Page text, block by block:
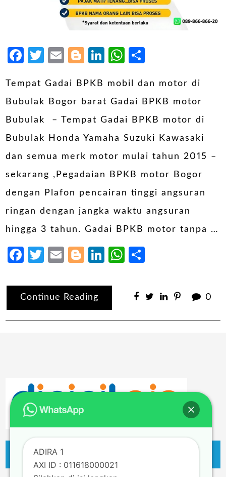
Facebook
Twitter
EmailBlogger
LinkedIn
WhatsApp
Tempat Gadai BPKB mobil dan motor di
Bubulak Bogor barat Gadai BPKB motor
Bubulak – Tempat Gadai BPKB motor di
Bubulak Honda Yamaha Suzuki Kawasaki
dan semua merk motor mulai tahun 2015 –
sekarang ,Pegadaian BPKB motor Bogor
dengan Plafon pencairan tinggi angsuran
ringan dengan jangka waktu angsuran
hingga 3 tahun. Gadai BPKB motor tanpa …
Facebook
Twitter
EmailBlogger
LinkedIn
WhatsApp
Continue Reading 0
ADIRA 1
AXI ID : 011618000021